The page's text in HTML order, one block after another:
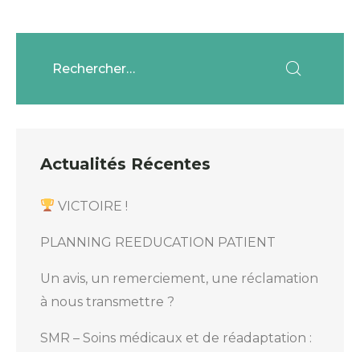
Actualités Récentes
VICTOIRE !
PLANNING REEDUCATION PATIENT
Un avis, un remerciement, une réclamation
à nous transmettre ?
SMR – Soins médicaux et de réadaptation :